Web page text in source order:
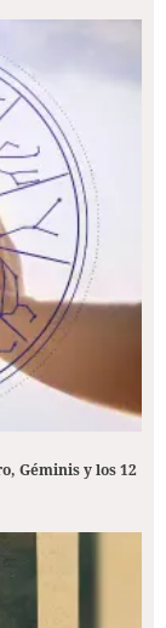
Géminis y los 12